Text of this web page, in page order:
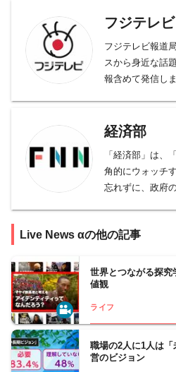
フジテレビ
フジテレビ報道
スから身近な話
報含めて発信しま
経済部
「経済部」は、
角的にウォッチ
忘れずに、政府
「経済の視点」
世界的な課題と
をはじめ、ＡＩ
端テクノロジー
題を掘り下げて
Live News αの他の記事
世界とつながる探
値観
ライフ
職場の2人に1人は
営のビジョン